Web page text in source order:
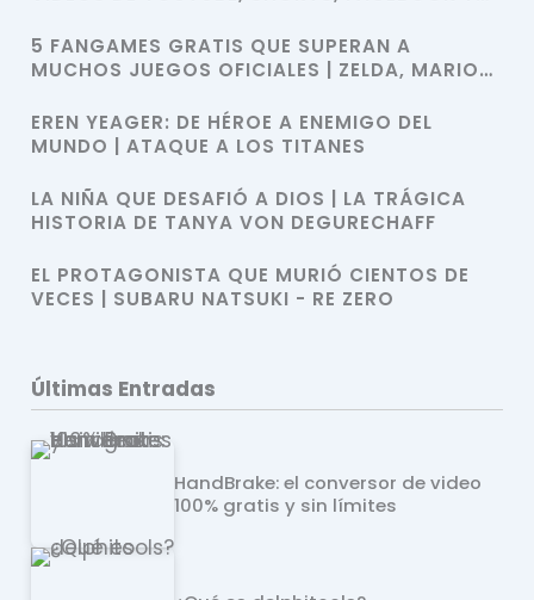
5 FANGAMES GRATIS QUE SUPERAN A
MUCHOS JUEGOS OFICIALES | ZELDA, MARIO
EREN YEAGER: DE HÉROE A ENEMIGO DEL
MUNDO | ATAQUE A LOS TITANES
LA NIÑA QUE DESAFIÓ A DIOS | LA TRÁGICA
HISTORIA DE TANYA VON DEGURECHAFF
EL PROTAGONISTA QUE MURIÓ CIENTOS DE
VECES | SUBARU NATSUKI - RE ZERO
Últimas Entradas
HandBrake: el conversor de video
100% gratis y sin límites